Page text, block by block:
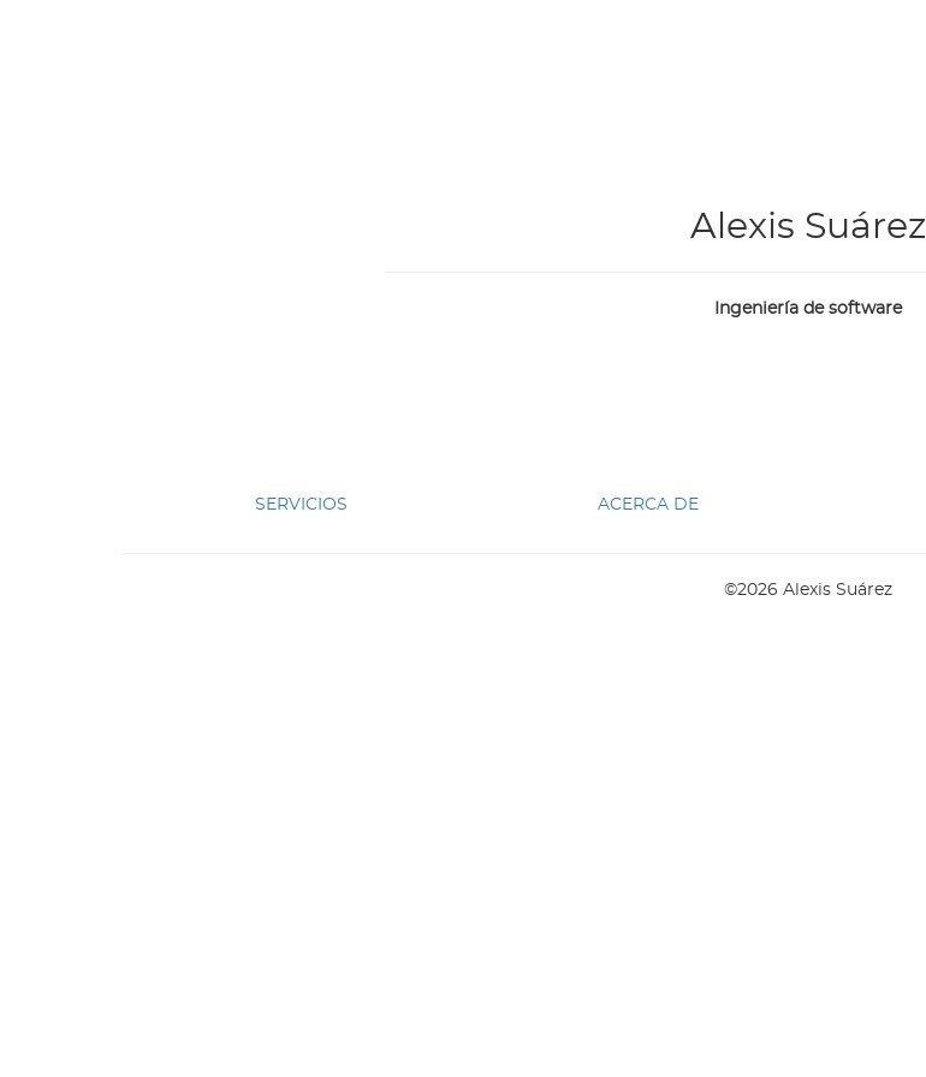
Alexis Suárez
Ingeniería de software
SERVICIOS ACERCA DE
©2026 Alexis Suárez